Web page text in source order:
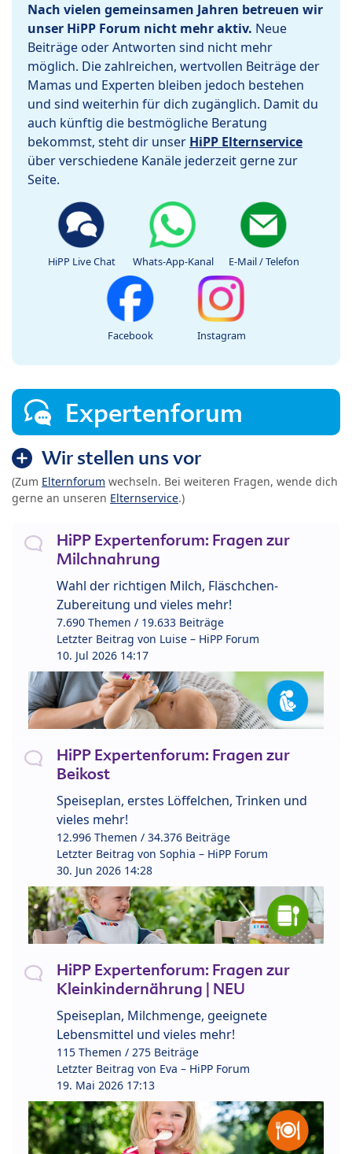
Nach vielen gemeinsamen Jahren betreuen wir
unser HiPP Forum nicht mehr aktiv. Neue
Beiträge oder Antworten sind nicht mehr
möglich. Die zahlreichen, wertvollen Beiträge der
Mamas und Experten bleiben jedoch bestehen
und sind weiterhin für dich zugänglich. Damit du
auch künftig die bestmögliche Beratung
bekommst, steht dir unser HiPP Elternservice
über verschiedene Kanäle jederzeit gerne zur
Seite.
HiPP Live Chat Whats-App-Kanal E-Mail / Telefon
Facebook Instagram
Expertenforum
Wir stellen uns vor
(Zum Elternforum wechseln. Bei weiteren Fragen, wende dich
gerne an unseren Elternservice.)
HiPP Expertenforum: Fragen zur
Milchnahrung
Wahl der richtigen Milch, Fläschchen-
Zubereitung und vieles mehr!
7.690 Themen / 19.633 Beiträge
Letzter Beitrag von Luise – HiPP Forum
10. Jul 2026 14:17
HiPP Expertenforum: Fragen zur
Beikost
Speiseplan, erstes Löffelchen, Trinken und
vieles mehr!
12.996 Themen / 34.376 Beiträge
Letzter Beitrag von Sophia – HiPP Forum
30. Jun 2026 14:28
HiPP Expertenforum: Fragen zur
Kleinkindernährung | NEU
Speiseplan, Milchmenge, geeignete
Lebensmittel und vieles mehr!
115 Themen / 275 Beiträge
Letzter Beitrag von Eva – HiPP Forum
19. Mai 2026 17:13